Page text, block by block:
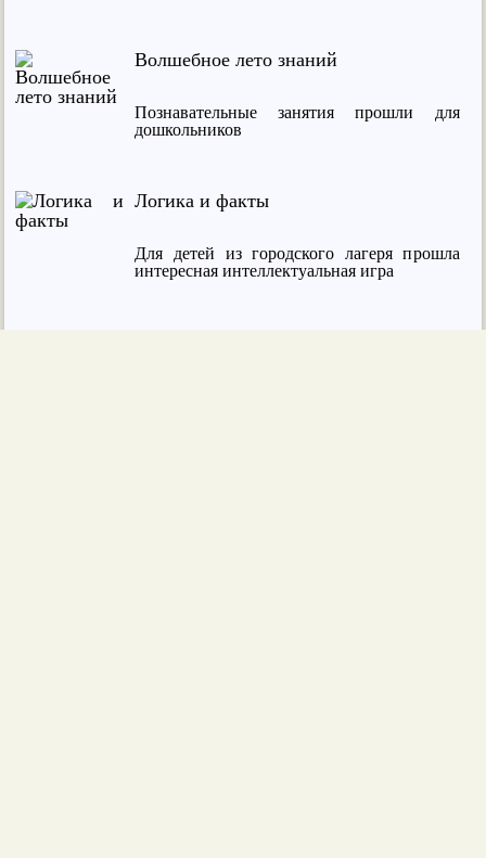
Волшебное лето знаний
Познавательные занятия прошли для
дошкольников
Логика и факты
Для детей из городского лагеря прошла
интересная интеллектуальная игра